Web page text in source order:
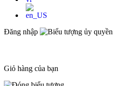
Đăng nhập
Giỏ hàng của bạn